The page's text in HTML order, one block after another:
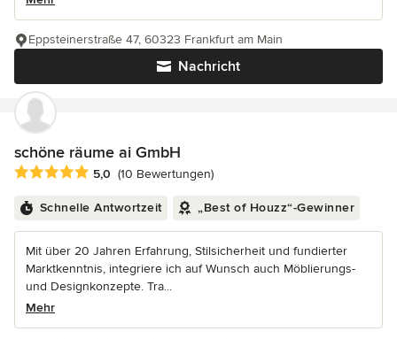
Nachricht
Eppsteinerstraße 47, 60323 Frankfurt am Main
schöne räume ai GmbH
Durchschnittliche Bewertung: 5 von 5 Sternen
5,0 (10 Bewertungen)
Schnelle Antwortzeit „Best of Houzz“-Gewinner
Mit über 20 Jahren Erfahrung, Stilsicherheit und fundierter
Marktkenntnis, integriere ich auf Wunsch auch Möblierungs-
und Designkonzepte. Tra...
Mehr